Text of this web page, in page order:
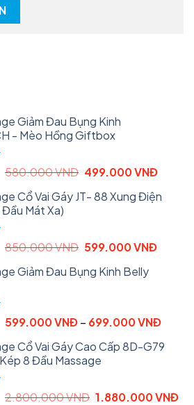
Giảm Đau Bụng Kinh
- Mèo Hồng Giftbox
580.000VNĐ Original
was:
499.000VNĐ
is:
Cổ Vai Gáy JT- 88 Xung Điện
Mát Xa)
850.000VNĐ Original
was:
599.000VNĐ
Giảm Đau Bụng Kinh Belly
599.000VNĐ– 699.000VNĐ
Cổ Vai Gáy Cao Cấp 8D-G79
8 Đầu Massage
2.800.000VNĐ Original
1.880.000VNĐ